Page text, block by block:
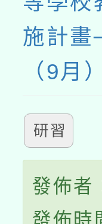
施計畫
（9月）
研習
發佈者